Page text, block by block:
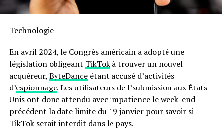
Sa capacité généreuse permet non seulement la
moins énergivore et presque deux fois plus rapide qu’un
tactile facilite son utilisation quotidienne.
en outre, le panier antiadhésif compatible lave-vaisselle
simplifie grandement l’entretien après chaque
utilisation. N’oubliez pas qu’il s’agit là encore d’une
offre temporaire ; ne tardez donc pas si vous souhaitez
profiter du meilleur prix possible sur cette friteuse
Technologie
En avril 2024, le Congrès américain a adopté une
législation obligeant TikTokà trouver un nouvel
acquéreur, ByteDanceétant accusé d’activités
d’espionnage. Les utilisateurs de l’submission aux États-
Unis ont donc attendu avec impatience le week-end
précédent la date limite du 19 janvier pour savoir si
TikTok serait interdit dans le pays.